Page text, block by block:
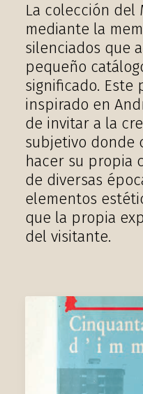
La colección del
mediante la
silenciados que
pequeño
significado. Este
inspirado en
de invitar a la
subjetivo donde
hacer su propia
de diversas
elementos
que la propia
del visitante.